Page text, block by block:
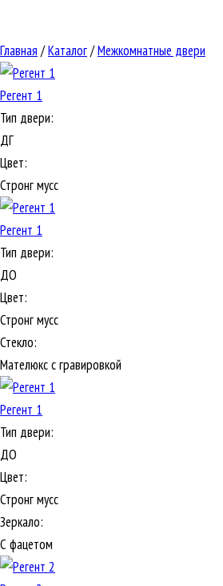
Главная /Каталог/Межкомнатные двери
Регент 1
Тип двери:
ДГ
Цвет:
Стронг мусс
Регент 1
Тип двери:
ДО
Цвет:
Стронг мусс
Стекло:
Мателюкс с гравировкой
Регент 1
Тип двери:
ДО
Цвет:
Стронг мусс
Зеркало:
С фацетом